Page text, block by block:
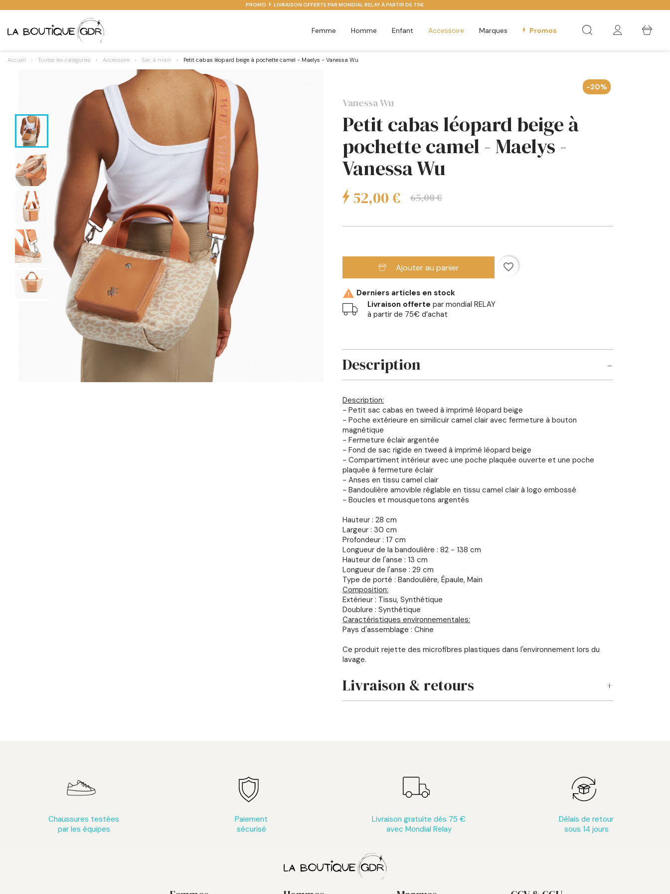
PROMO LIVRAISON OFFERTE PAR MONDIAL RELAY À PARTIR DE 75€
Femme Homme Enfant Accessoire Marques Promos
Accueil Toutes les catégories Accessoire Sac à main Petit cabas léopard beige à pochette camel - Maelys - Vanessa Wu
-20%
Vanessa Wu
Petit cabas léopard beige à
pochette camel - Maelys -
Vanessa Wu
52,00 € 65,00 €
Ajouter au panier favorite_border
 Derniers articles en stock
Livraison offerte par mondial RELAY
à partir de 75€ d’achat
Description
Description:
- Petit sac cabas en tweed à imprimé léopard beige
- Poche extérieure en similicuir camel clair avec fermeture à bouton
magnétique
- Fermeture éclair argentée
- Fond de sac rigide en tweed à imprimé léopard beige
- Compartiment intérieur avec une poche plaquée ouverte et une poche
plaquée à fermeture éclair
- Anses en tissu camel clair
- Bandoulière amovible réglable en tissu camel clair à logo embossé
- Boucles et mousquetons argentés
Hauteur : 28 cm
Largeur : 30 cm
Profondeur : 17 cm
Longueur de la bandoulière : 82 - 138 cm
Hauteur de l'anse : 13 cm
Longueur de l'anse : 29 cm
Type de porté : Bandoulière, Épaule, Main
Composition:
Extérieur : Tissu, Synthétique
Doublure : Synthétique
Caractéristiques environnementales:
Pays d'assemblage : Chine
Ce produit rejette des microfibres plastiques dans l'environnement lors du
lavage.
Livraison & retours
Chaussures testées
par les équipes
Paiement
sécurisé
Livraison gratuite dès 75 €
avec Mondial Relay
Délais de retour
sous 14 jours